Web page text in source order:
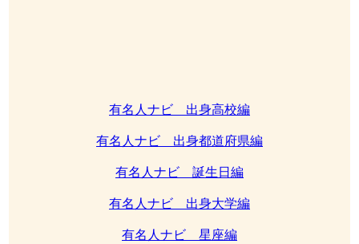
有名人ナビ 出身高校編
有名人ナビ 出身都道府県編
有名人ナビ 誕生日編
有名人ナビ 出身大学編
有名人ナビ 星座編